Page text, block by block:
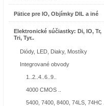
Pätice pre IO, Objímky DIL a iné
Elektronické súčiastky: Di, IO, Tr,
Tri, Tyr..
Diódy, LED, Diaky, Mostíky
Integrované obvody
1..2..4..6..9..
4000 CMOS ..
5400, 7400, 8400, 74LS, 74HC ..